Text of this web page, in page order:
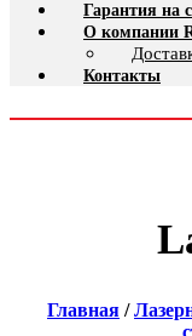
Гарантия на
О компании
Контакты
Главная /